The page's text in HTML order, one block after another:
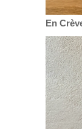
En